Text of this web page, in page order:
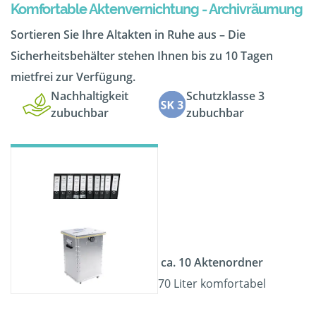
Komfortable Aktenvernichtung - Archivräumung
Sortieren Sie Ihre Altakten in Ruhe aus – Die
Sicherheitsbehälter stehen Ihnen bis zu 10 Tagen
mietfrei zur Verfügung.
Nachhaltigkeit
zubuchbar
Schutzklasse 3
zubuchbar
ca. 10 Aktenordner
70 Liter komfortabel